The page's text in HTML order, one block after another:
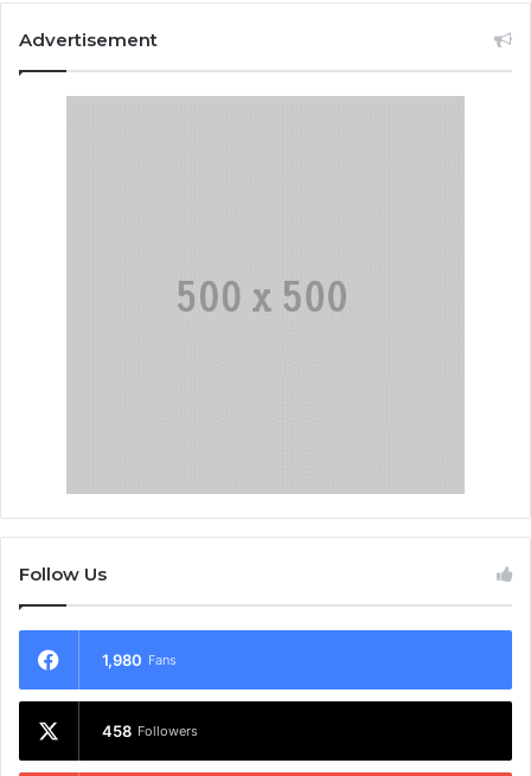
Advertisement
Follow Us
1,980 Fans
458 Followers